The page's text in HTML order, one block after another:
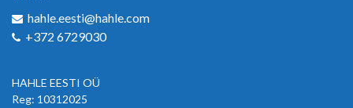
hahle.eesti@hahle.com
+372 6729030
HAHLE EESTI OÜ
Reg: 10312025